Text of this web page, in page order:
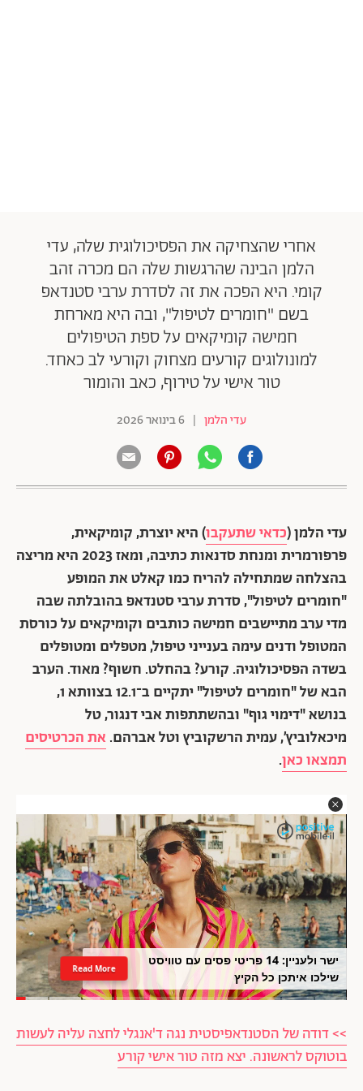
אחרי שהצחיקה את הפסיכולוגית שלה, עדי
הלמן הבינה שהרגשות שלה הם מכרה זהב
קומי. היא הפכה את זה לסדרת ערבי סטנדאפ
בשם "חומרים לטיפול", ובה היא מארחת
חמישה קומיקאים על ספת הטיפולים
למונולוגים קורעים מצחוק וקורעי לב כאחד.
טור אישי על טירוף, כאב והומור
עדי הלמן | 6 בינואר 2026
עדי הלמן (כדאי שתעקבו) היא יוצרת, קומיקאית,
פרפורמרית ומנחת סדנאות כתיבה, ומאז 2023 היא מריצה
בהצלחה שמתחילה להריח כמו קאלט את המופע
"חומרים לטיפול", סדרת ערבי סטנדאפ בהובלתה שבה
מדי ערב מתיישבים חמישה כותבים וקומיקאים על כורסת
המטופל ודנים עימה בענייני טיפול, מטפלים ומטופלים
בשדה הפסיכולוגיה. קורע? בהחלט. חשוף? מאוד. הערב
הבא של "חומרים לטיפול" יתקיים ב־12.1 בצוותא 1,
בנושא "דימוי גוף" ובהשתתפות אבי דנגור, טל
מיכאלוביץ’, עמית הרשקוביץ וטל אברהם.את הכרטיסים
תמצאו כאן.
ישר ולעניין: 14 פריטי פסים עם טוויסט
שילכו איתכן כל הקיץ
Read More
>> דודה של הסטנדאפיסטית נגה ד'אנגלי לחצה עליה לעשות
בוטוקס לראשונה. יצא מזה טור אישי קורע